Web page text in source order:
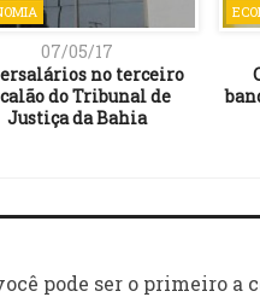
07/05/17
no terceiro
do Tribunal de
Justiça da Bahia
pode ser o primeiro a